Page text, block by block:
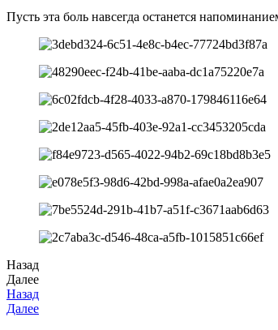
Пусть эта боль навсегда останется
Назад
Далее
Назад
Далее